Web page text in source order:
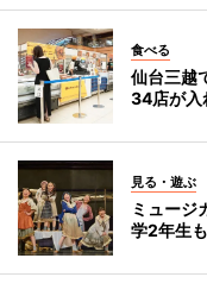
食べる
仙台三越
34店が入
見る・遊ぶ
ミュー
学2年生